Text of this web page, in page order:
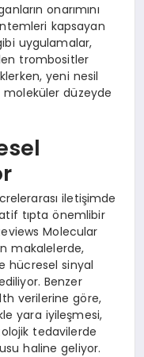
onarımını
kapsayan
uygulamalar,
trombositler
yeni nesil
düzeyde
iletişimde
tıpta önemlibir
Molecular
makalelerde,
hücresel sinyal
Benzer
verilerine göre,
yara iyileşmesi,
tedavilerde
haline geliyor.